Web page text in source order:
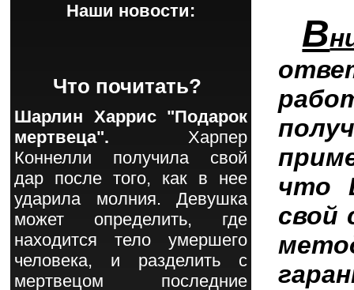
В
что
свой
Наши новости:
Что почитать?
Шарлин Харрис "Подарок
мертвеца". Харпер
Коннелли получила свой
дар после того, как в нее
ударила молния. Девушка
может определить, где
находится тело умершего
человека, и разделить с
мертвецом последние